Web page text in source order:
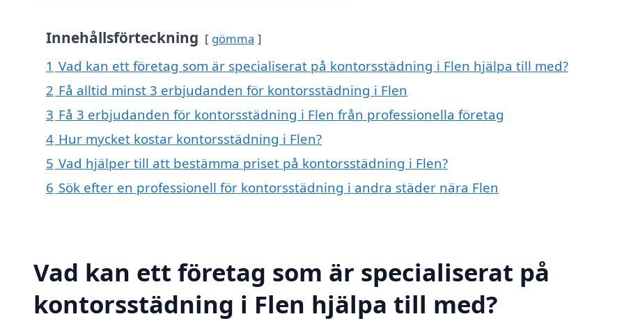
Innehållsförteckning gömma
1 Vad kan ett företag som är specialiserat på kontorsstädning i Flen hjälpa till med?
2 Få alltid minst 3 erbjudanden för kontorsstädning i Flen
3 Få 3 erbjudanden för kontorsstädning i Flen från professionella företag
4 Hur mycket kostar kontorsstädning i Flen?
5 Vad hjälper till att bestämma priset på kontorsstädning i Flen?
6 Sök efter en professionell för kontorsstädning i andra städer nära Flen
Vad kan ett företag som är specialiserat på
kontorsstädning i Flen hjälpa till med?